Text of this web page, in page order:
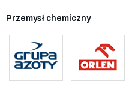
Przemysł chemiczny